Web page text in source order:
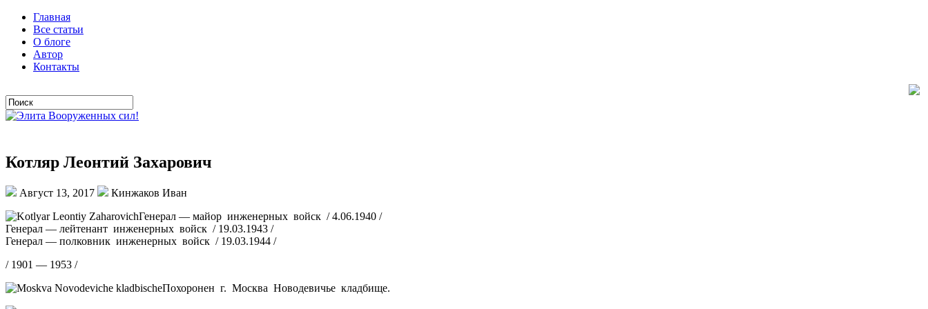
Главная
Все статьи
О блоге
Автор
Контакты
Котляр Леонтий Захарович
Август 13, 2017
Кинжаков Иван
Генерал — майор инженерных войск / 4.06.1940 /
Генерал — лейтенант инженерных войск / 19.03.1943 /
Генерал — полковник инженерных войск / 19.03.1944 /
/ 1901 — 1953 /
Похоронен г. Москва Новодевичье кладбище.